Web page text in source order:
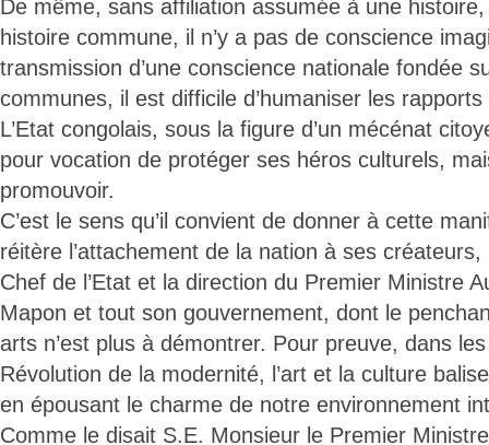
De même, sans affiliation assumée à une
histoire commune, il n’y a pas de conscience
transmission d’une conscience nationale fondée
communes, il est difficile d’humaniser les
L’Etat congolais, sous la figure d’un mécénat
pour vocation de protéger ses héros culturels,
promouvoir.
C’est le sens qu’il convient de donner à cette
réitère l’attachement de la nation à ses créateurs,
Chef de l’Etat et la direction du Premier Ministre
Mapon et tout son gouvernement, dont le
arts n’est plus à démontrer. Pour preuve, dans
Révolution de la modernité, l’art et la culture
en épousant le charme de notre environnement
Comme le disait S.E. Monsieur le Premier